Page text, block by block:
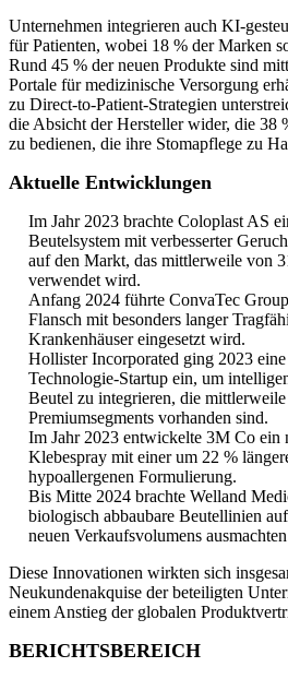
Unternehmen integrieren auch KI-
für Patienten, wobei 18 % der Marken
Rund 45 % der neuen Produkte sind
Portale für medizinische Versorgung
zu Direct-to-Patient-Strategien
die Absicht der Hersteller wider, die 38
zu bedienen, die ihre Stomapflege zu
Aktuelle Entwicklungen
Im Jahr 2023 brachte Coloplast AS
Beutelsystem mit verbesserter
auf den Markt, das mittlerweile von
verwendet wird.
Anfang 2024 führte ConvaTec
Flansch mit besonders langer
Krankenhäuser eingesetzt wird.
Hollister Incorporated ging 2023
Technologie-Startup ein, um
Beutel zu integrieren, die
Premiumsegments vorhanden sind.
Im Jahr 2023 entwickelte 3M Co ein
Klebespray mit einer um 22 %
hypoallergenen Formulierung.
Bis Mitte 2024 brachte Welland
biologisch abbaubare Beutellinien
neuen Verkaufsvolumens
Diese Innovationen wirkten sich
Neukundenakquise der beteiligten
einem Anstieg der globalen
BERICHTSBEREICH